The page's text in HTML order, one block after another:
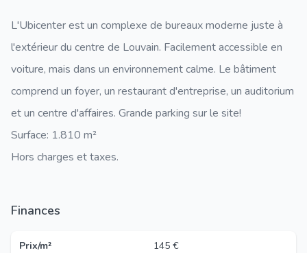
L'Ubicenter est un complexe de bureaux moderne juste à
l'extérieur du centre de Louvain. Facilement accessible en
voiture, mais dans un environnement calme. Le bâtiment
comprend un foyer, un restaurant d'entreprise, un auditorium
et un centre d'affaires. Grande parking sur le site!
Surface: 1.810 m²
Hors charges et taxes.
Finances
Prix/m² 145 €